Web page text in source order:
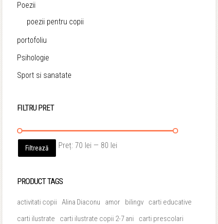
Poezii
poezii pentru copii
portofoliu
Psihologie
Sport si sanatate
FILTRU PRET
Preț
Preț
Filtrează Preț: 70 lei — 80 lei
PRODUCT TAGS
activitati copii Alina Diaconu amor bilingv
carti educative
carti ilustrate
carti ilustrate copii 2-7 ani
carti prescolari